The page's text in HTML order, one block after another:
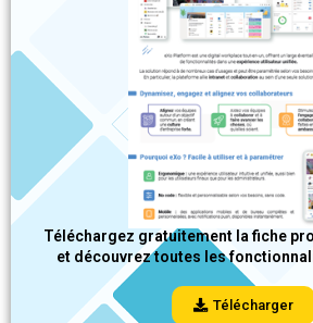
Téléchargez gratuitement la fiche
et découvrez toutes les
Télécharger